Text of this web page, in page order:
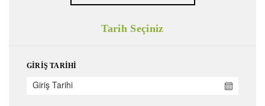
Tarih Seçiniz
GIRIŞ TARIHI